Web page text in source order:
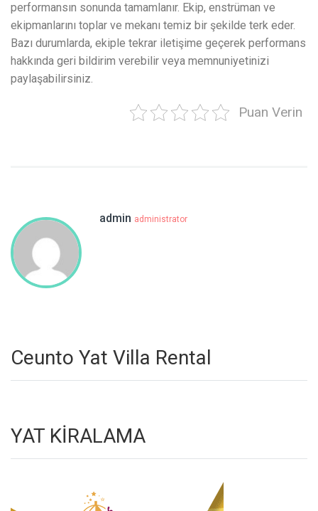
performansın sonunda tamamlanır. Ekip, enstrüman ve
ekipmanlarını toplar ve mekanı temiz bir şekilde terk eder.
Bazı durumlarda, ekiple tekrar iletişime geçerek performans
hakkında geri bildirim verebilir veya memnuniyetinizi
paylaşabilirsiniz.
Puan Verin
admin administrator
Ceunto Yat Villa Rental
YAT KİRALAMA